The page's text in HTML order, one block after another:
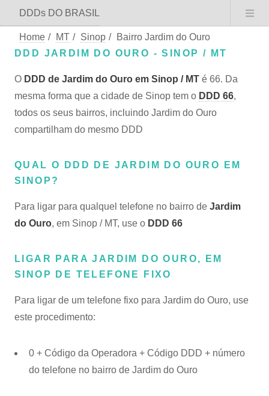
DDDs DO BRASIL
Home / MT / Sinop /
Bairro Jardim do Ouro
DDD JARDIM DO OURO - SINOP / MT
O DDD de Jardim do Ouro em Sinop / MT é 66. Da
mesma forma que a cidade de Sinop tem o DDD 66,
todos os seus bairros, incluindo Jardim do Ouro
compartilham do mesmo DDD
QUAL O DDD DE JARDIM DO OURO EM
SINOP?
Para ligar para qualquel telefone no bairro de Jardim
do Ouro, em Sinop / MT, use o DDD 66
LIGAR PARA JARDIM DO OURO, EM
SINOP DE TELEFONE FIXO
Para ligar de um telefone fixo para Jardim do Ouro, use
este procedimento:
0 + Código da Operadora + Código DDD + número
do telefone no bairro de Jardim do Ouro